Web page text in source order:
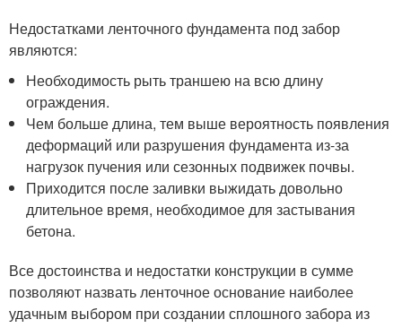
Недостатками ленточного фундамента под забор
являются:
Необходимость рыть траншею на всю длину
ограждения.
Чем больше длина, тем выше вероятность появления
деформаций или разрушения фундамента из-за
нагрузок пучения или сезонных подвижек почвы.
Приходится после заливки выжидать довольно
длительное время, необходимое для застывания
бетона.
Все достоинства и недостатки конструкции в сумме
позволяют назвать ленточное основание наиболее
удачным выбором при создании сплошного забора из